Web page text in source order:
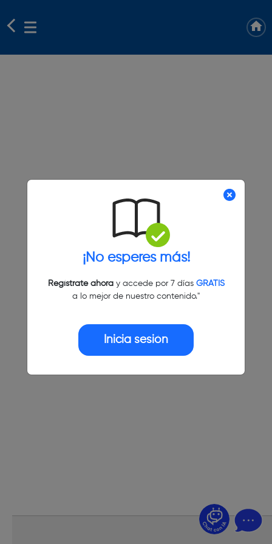
¡No esperes más!
Regístrate ahoray accede por 7 días GRATIS
a lo mejor de nuestro contenido."
Inicia sesión